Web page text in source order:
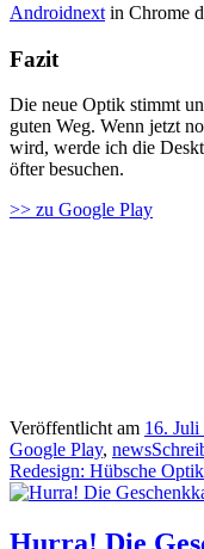
Androidnext in Chrome
Fazit
Die neue Optik stimmt
guten Weg. Wenn jetzt
wird, werde ich die
öfter besuchen.
>> zu Google Play
Veröffentlicht am 16. Juli
Google Play, news
Redesign: Hübsche